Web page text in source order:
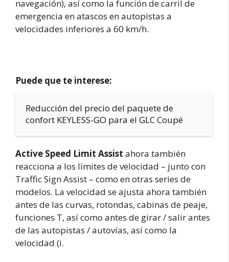
navegación), así como la función de carril de
emergencia en atascos en autopistas a
velocidades inferiores a 60 km/h.
Puede que te interese:
Reducción del precio del paquete de
confort KEYLESS-GO para el GLC Coupé
Active Speed Limit Assist ahora también
reacciona a los límites de velocidad – junto con
Traffic Sign Assist – como en otras series de
modelos. La velocidad se ajusta ahora también
antes de las curvas, rotondas, cabinas de peaje,
funciones T, así como antes de girar / salir antes
de las autopistas / autovías, así como la
velocidad (i.